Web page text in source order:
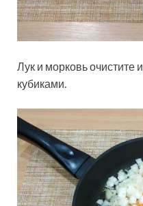
Лук и морковь
кубиками.